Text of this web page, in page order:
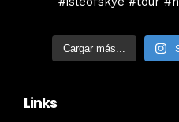
Cargar más...
Links